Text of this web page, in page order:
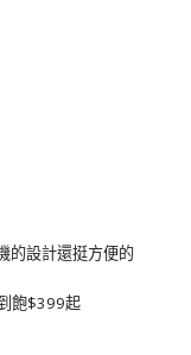
的設計還挺方便的